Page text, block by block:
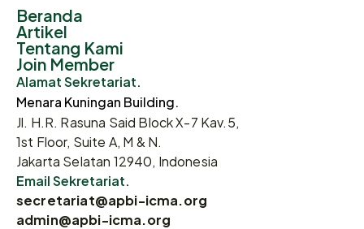
Beranda
Artikel
Tentang Kami
Join Member
Alamat Sekretariat.
Menara Kuningan Building.
Jl. H.R. Rasuna Said Block X-7 Kav.5,
1st Floor, Suite A, M & N.
Jakarta Selatan 12940, Indonesia
Email Sekretariat.
secretariat@apbi-icma.org
admin@apbi-icma.org